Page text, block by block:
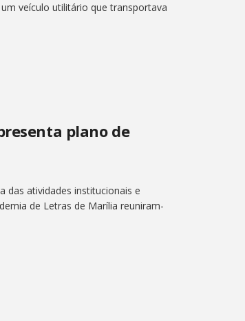
veículo utilitário que transportava
plano de
das atividades institucionais e
de Letras de Marília reuniram-